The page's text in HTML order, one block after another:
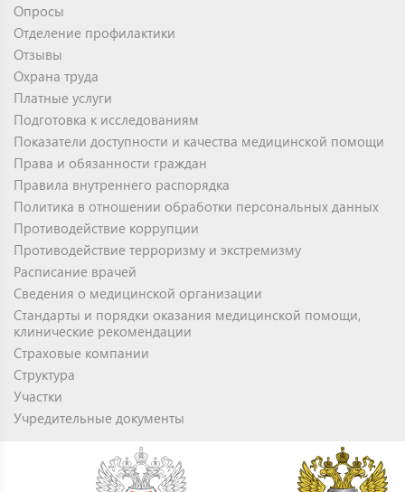
Опросы
Отделение профилактики
Отзывы
Охрана труда
Платные услуги
Подготовка к исследованиям
Показатели доступности и качества медицинской помощи
Права и обязанности граждан
Правила внутреннего распорядка
Политика в отношении обработки персональных данных
Противодействие коррупции
Противодействие терроризму и экстремизму
Расписание врачей
Сведения о медицинской организации
Стандарты и порядки оказания медицинской помощи,
клинические рекомендации
Страховые компании
Структура
Участки
Учредительные документы